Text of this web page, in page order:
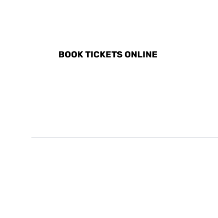
BOOK TICKETS ONLINE